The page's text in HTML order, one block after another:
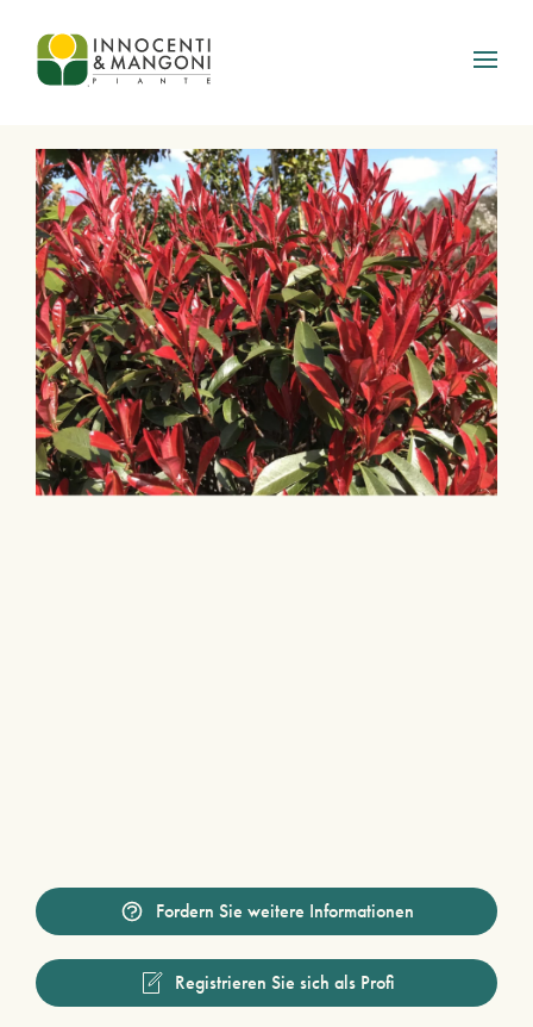
Skip to main content
Fordern Sie weitere Informationen
Registrieren Sie sich als Profi